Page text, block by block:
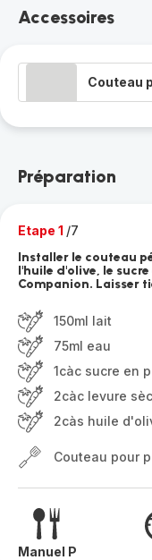
Accessoires
Couteau
Préparation
Etape 1 /7
Installer le couteau
l'huile d'olive, le
Companion. Laisser
150ml lait
75ml eau
1càc sucre en
2càc levure
2càs huile
Couteau pour
Manuel P